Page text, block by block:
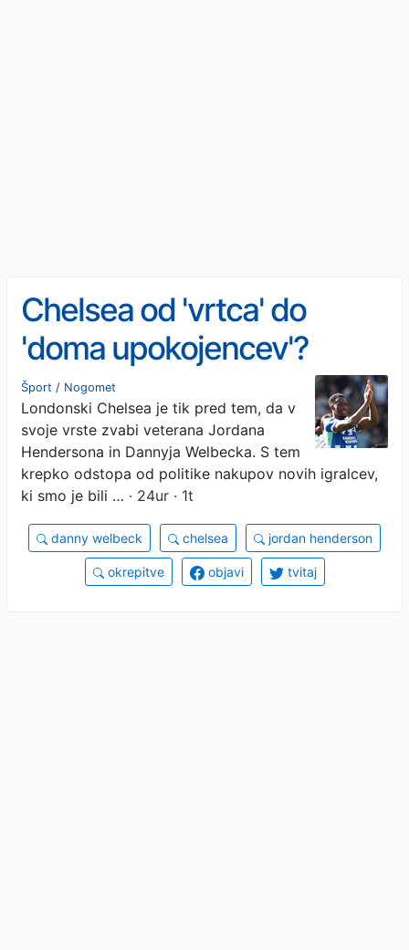
Chelsea od 'vrtca' do
'doma upokojencev'?
Šport / Nogomet
Londonski Chelsea je tik pred tem, da v
svoje vrste zvabi veterana Jordana
Hendersona in Dannyja Welbecka. S tem
krepko odstopa od politike nakupov novih igralcev,
ki smo je bili … · 24ur · 1t
danny welbeck chelsea jordan henderson
okrepitve objavi tvitaj